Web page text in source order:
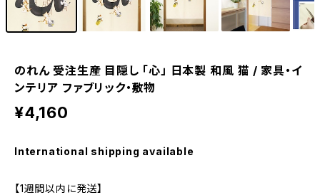
のれん 受注生産 目隠し 「心」 日本製 和風 猫 / 家具・イ
ンテリア ファブリック・敷物
¥4,160
International shipping available
【1週間以内に発送】